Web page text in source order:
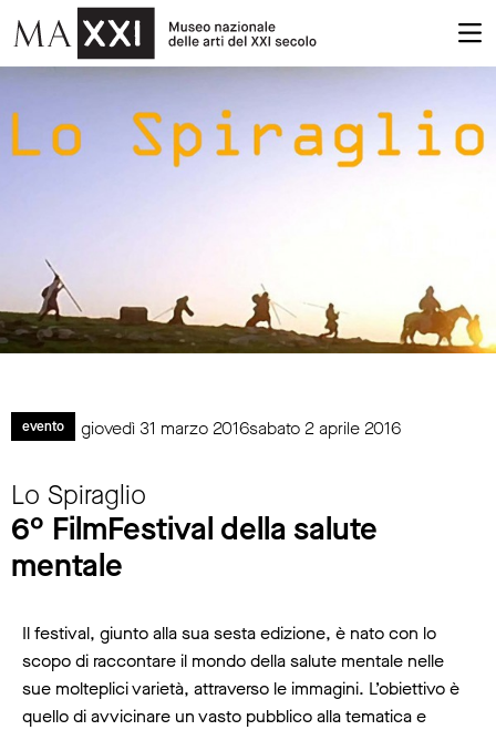
evento giovedì 31 marzo 2016sabato 2 aprile 2016
Lo Spiraglio
6° FilmFestival della salute
mentale
Il festival, giunto alla sua sesta edizione, è nato con lo
scopo di raccontare il mondo della salute mentale nelle
sue molteplici varietà, attraverso le immagini. L’obiettivo è
quello di avvicinare un vasto pubblico alla tematica e